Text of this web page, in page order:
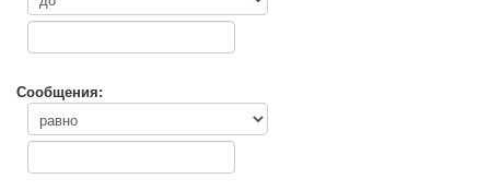
Сообщения: